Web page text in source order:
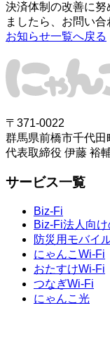
決済体制の改善に
ましたら、お問い合
お知らせ一覧へ戻る
〒371-0022
群馬県前橋市千代田
代表取締役 伊藤 裕
サービス一覧
Biz-Fi
Biz-Fi法人向
防災用モバイ
にゃんこWi-Fi
おたすけWi-Fi
つなぎWi-Fi
にゃんこ光